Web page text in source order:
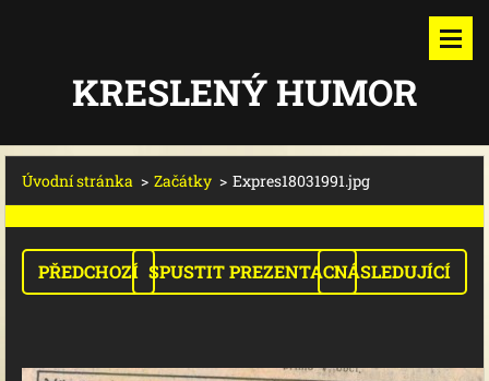
KRESLENÝ HUMOR
Úvodní stránka > Začátky > Expres18031991.jpg
PŘEDCHOZÍ SPUSTIT PREZENTACINÁSLEDUJÍCÍ